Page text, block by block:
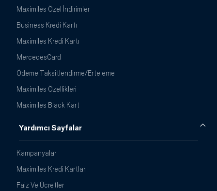
Maximiles Özel İndirimler
Business Kredi Kartı
Maximiles Kredi Kartı
MercedesCard
Ödeme Taksitlendirme/Erteleme
Maximiles Özellikleri
Maximiles Black Kart
Yardımcı Sayfalar
Kampanyalar
Maximiles Kredi Kartları
Faiz Ve Ücretler